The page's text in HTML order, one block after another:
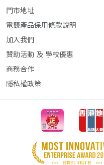
門市地址
電競產品保用條款說明
加入我們
贊助活動 及 學校優惠
商務合作
隱私權政策